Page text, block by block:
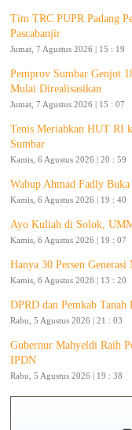
Tim TRC PUPR Padang
Pascabanjir
Jumat, 7 Agustus 2026 | 15 : 19
Pemprov Sumbar Genjot
Mulai Direalisasikan
Jumat, 7 Agustus 2026 | 15 : 07
Tenis Meriahkan HUT RI
Sumbar
Kamis, 6 Agustus 2026 | 20 : 59
Wabup Ahmad Fadly
Kamis, 6 Agustus 2026 | 19 : 40
Ayo Kuliah di Solok,
Kamis, 6 Agustus 2026 | 19 : 07
Hanya 30 Persen
Kamis, 6 Agustus 2026 | 13 : 20
DPRD dan Pemkab
Rabu, 5 Agustus 2026 | 21 : 03
Gubernur Mahyeldi Raih
IPDN
Rabu, 5 Agustus 2026 | 19 : 38